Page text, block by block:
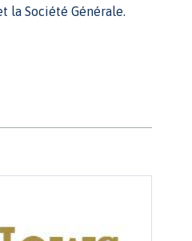
la Société Générale.